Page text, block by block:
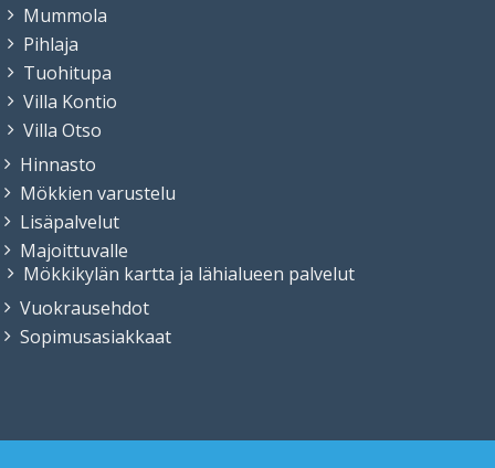
Mummola
Pihlaja
Tuohitupa
Villa Kontio
Villa Otso
Hinnasto
Mökkien varustelu
Lisäpalvelut
Majoittuvalle
Mökkikylän kartta ja lähialueen palvelut
Vuokrausehdot
Sopimusasiakkaat